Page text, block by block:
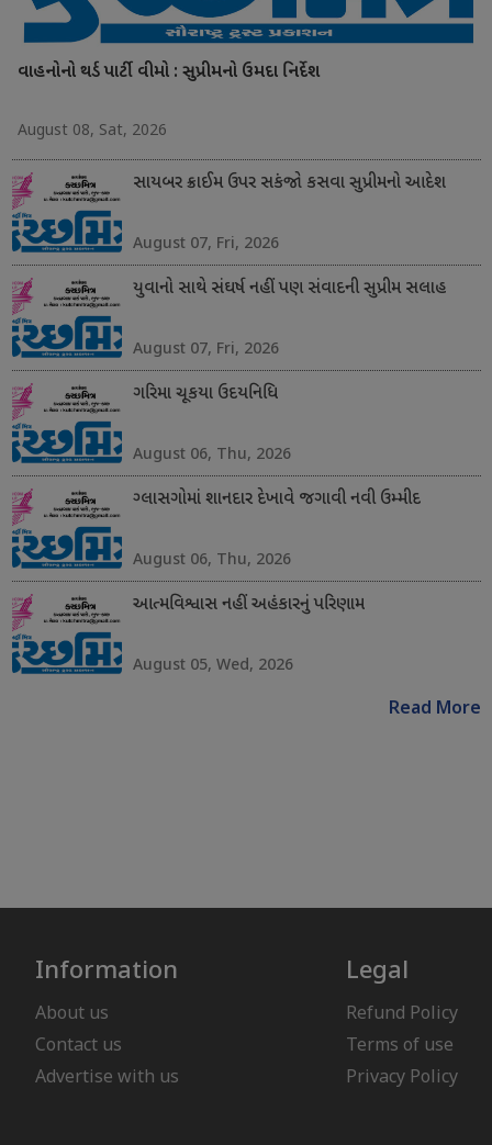
વાહનોનો થર્ડ પાર્ટી વીમો : સુપ્રીમનો ઉમદા નિર્દેશ
August 08, Sat, 2026
સાયબર ક્રાઈમ ઉપર સકંજો કસવા સુપ્રીમનો આદેશ
August 07, Fri, 2026
યુવાનો સાથે સંઘર્ષ નહીં પણ સંવાદની સુપ્રીમ સલાહ
August 07, Fri, 2026
ગરિમા ચૂકયા ઉદયનિધિ
August 06, Thu, 2026
ગ્લાસગોમાં શાનદાર દેખાવે જગાવી નવી ઉમ્મીદ
August 06, Thu, 2026
આત્મવિશ્વાસ નહીં અહંકારનું પરિણામ
August 05, Wed, 2026
Read More
Information
About us
Contact us
Advertise with us
Legal
Refund Policy
Terms of use
Privacy Policy